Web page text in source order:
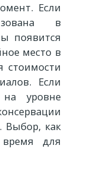
Если
в
появится
место в
стоимости
Если
уровне
Выбор, как
для